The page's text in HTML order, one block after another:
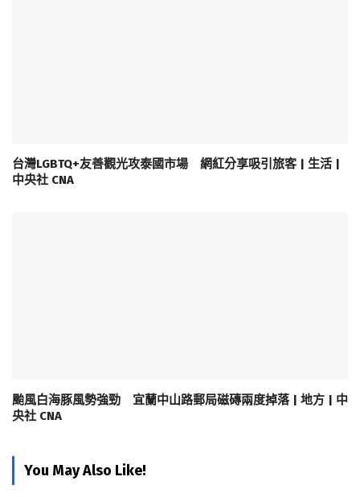
台灣LGBTQ+友善觀光攻泰國市場 網紅分享吸引旅客 | 生活 |
中央社 CNA
颱風白海豚風勢強勁 宜蘭中山路郵局磁磚兩度掉落 | 地方 | 中
央社 CNA
You May Also Like!